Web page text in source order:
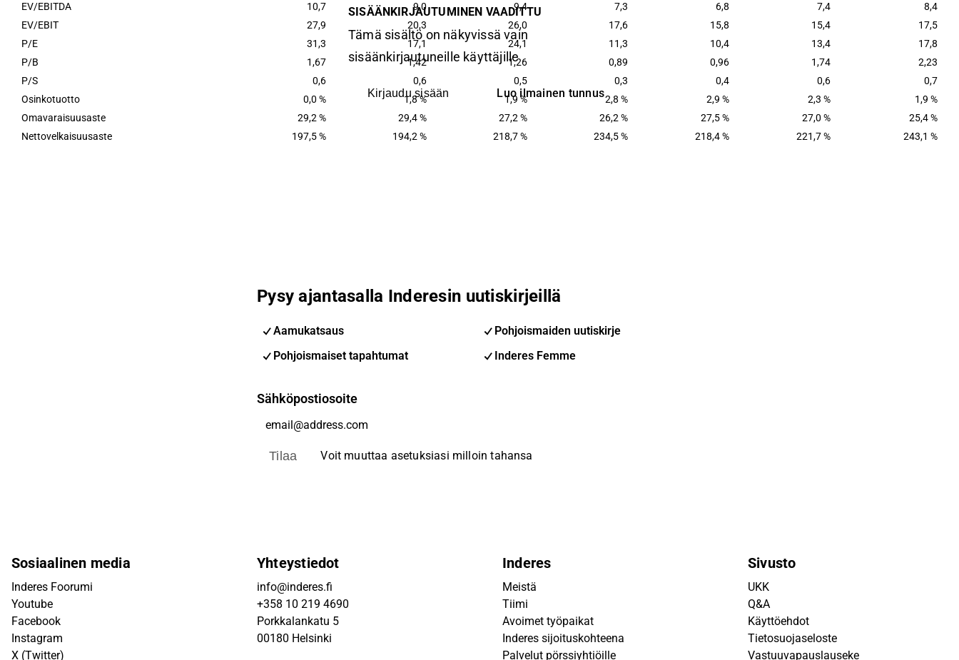
EV/EBITDA
10,7 9,0 9,4 7,3 6,8 7,4
8,4
EV/EBIT
27,9 20,3 26,0 17,6 15,8 15,4
17,5
P/E
31,3 17,1 24,1 11,3 10,4 13,4
17,8
P/B
1,67 1,42 1,26 0,89 0,96 1,74
2,23
P/S
0,6 0,6 0,5 0,3 0,4 0,6
0,7
Osinkotuotto
0,0 % 1,8 % 1,9 % 2,8 % 2,9 % 2,3 %
1,9 %
Omavaraisuusaste
29,2 % 29,4 % 27,2 % 26,2 % 27,5 % 27,0 %
25,4 %
Nettovelkaisuusaste
197,5 % 194,2 % 218,7 % 234,5 % 218,4 % 221,7 % 243,1 %
SISÄÄNKIRJAUTUMINEN VAADITTU
Tämä sisältö on näkyvissä vain
sisäänkirjautuneille käyttäjille
Kirjaudu sisään Luo ilmainen tunnus
Pysy ajantasalla Inderesin uutiskirjeillä
Aamukatsaus
Pohjoismaiden uutiskirje
Pohjoismaiset tapahtumat
Inderes Femme
Sähköpostiosoite
Tilaa Voit muuttaa asetuksiasi milloin tahansa
Sosiaalinen media
Inderes Foorumi
Youtube
Facebook
Instagram
X (Twitter)
Yhteystiedot
info@inderes.fi
+358 10 219 4690
Porkkalankatu 5
00180 Helsinki
Inderes
Meistä
Tiimi
Avoimet työpaikat
Inderes sijoituskohteena
Palvelut pörssiyhtiöille
Sivusto
UKK
Q&A
Käyttöehdot
Tietosuojaseloste
Vastuuvapauslauseke